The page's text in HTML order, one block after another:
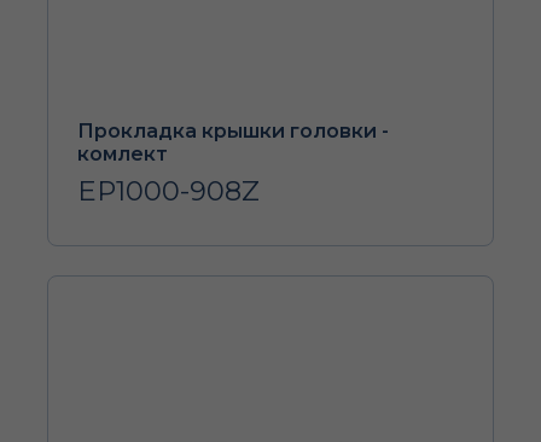
Прокладка крышки головки -
комлект
EP1000-908Z